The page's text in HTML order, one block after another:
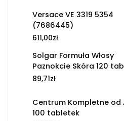
Versace VE 3319 5354
(7686445)
611,00zł
Solgar Formuła Włosy
Paznokcie Skóra 120
89,71zł
Centrum Kompletne od
100 tabletek